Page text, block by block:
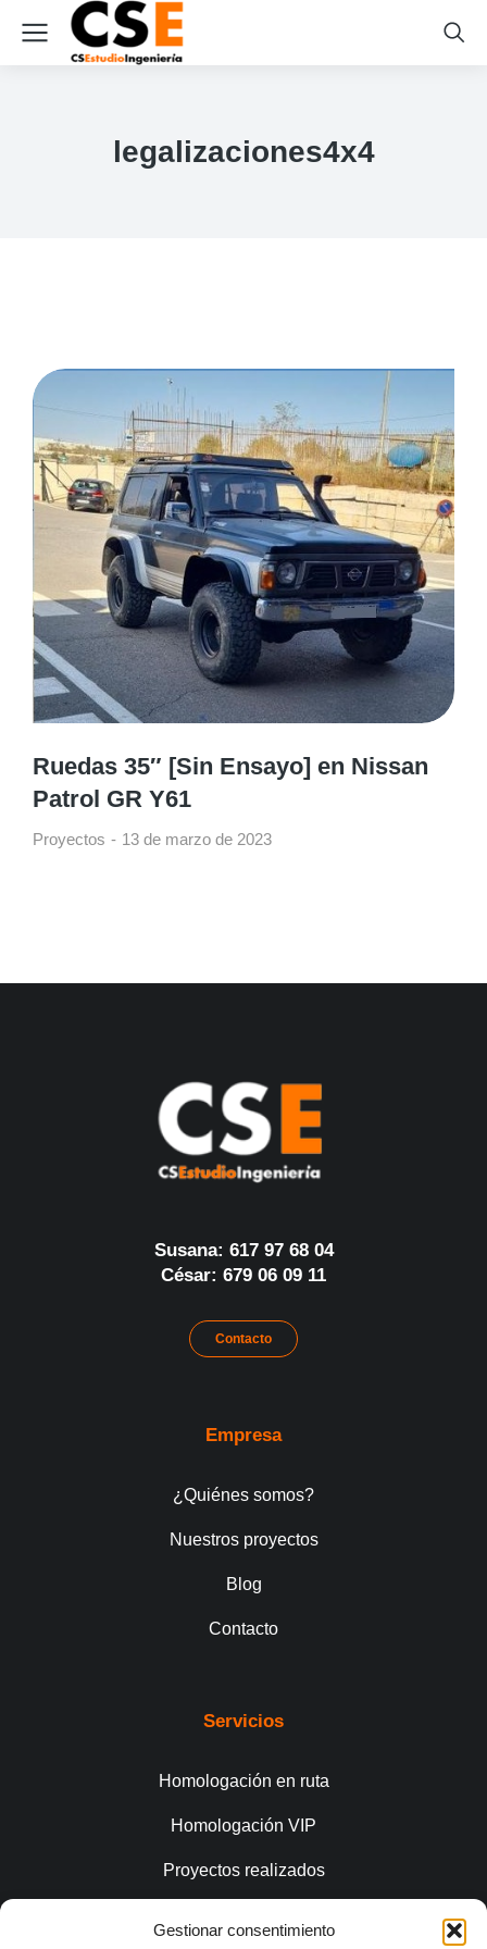
Gestionar consentimiento
legalizaciones4x4
Ruedas 35″ [Sin Ensayo] en Nissan
Patrol GR Y61
Proyectos 13 de marzo de 2023
Susana: 617 97 68 04
César: 679 06 09 11
Contacto
Empresa
¿Quiénes somos?
Nuestros proyectos
Blog
Contacto
Servicios
Homologación en ruta
Homologación VIP
Proyectos realizados